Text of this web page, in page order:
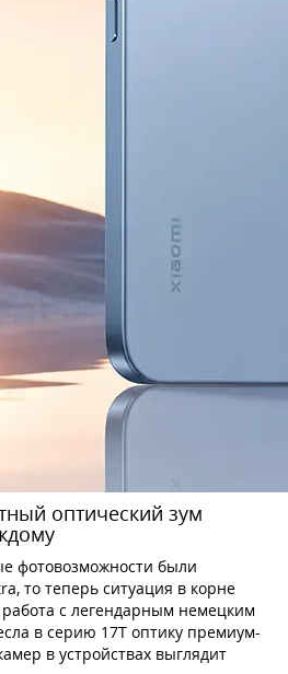
оптический зум
фотовозможности были
то теперь ситуация в корне
с легендарным немецким
в серию 17T оптику премиум-
в устройствах выглядит